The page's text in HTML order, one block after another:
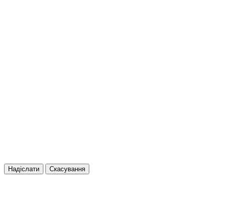
Надіслати Скасування